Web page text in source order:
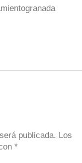
publicada. Los
*